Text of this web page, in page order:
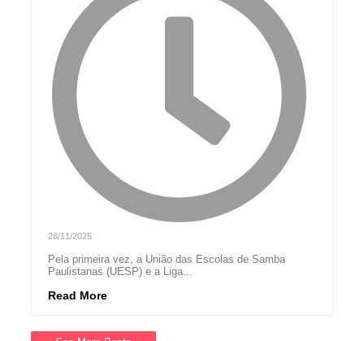
28/11/2025
Pela primeira vez, a União das Escolas de Samba
Paulistanas (UESP) e a Liga...
Read More